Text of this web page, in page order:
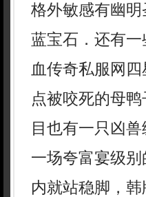
格外敏感有幽
蓝宝石．还有
血传奇私服网
点被咬死的母
目也有一只凶
一场夸富宴级
内就站稳脚，